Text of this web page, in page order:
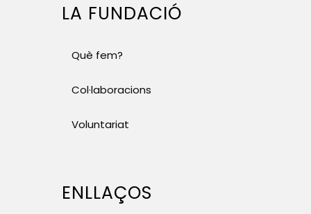
LA FUNDACIÓ
Què fem?
Col·laboracions
Voluntariat
ENLLAÇOS